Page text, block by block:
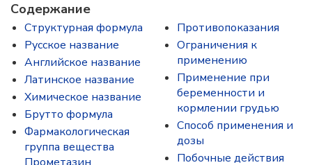
Содержание
Структурная формула
Русское название
Английское название
Латинское название
Химическое название
Брутто формула
Фармакологическая
группа вещества
Противопоказания
Ограничения к
применению
Применение при
беременности и
кормлении грудью
Способ применения и
дозы
Побочные действия